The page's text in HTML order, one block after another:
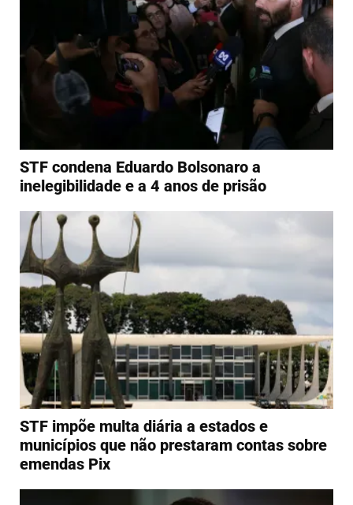
STF condena Eduardo Bolsonaro a
inelegibilidade e a 4 anos de prisão
STF impõe multa diária a estados e
municípios que não prestaram contas sobre
emendas Pix